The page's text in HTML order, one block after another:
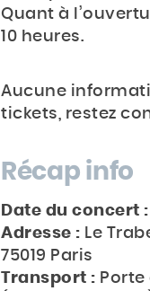
Quant à
10 heures.
Aucune
tickets, restez
Récap info
Date du concert :
Adresse : Le
75019 Paris
Transport :